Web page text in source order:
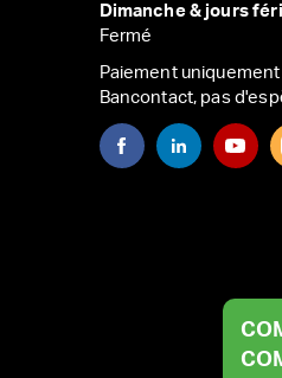
Dimanche & jours
Fermé
Paiement
Bancontact, pas